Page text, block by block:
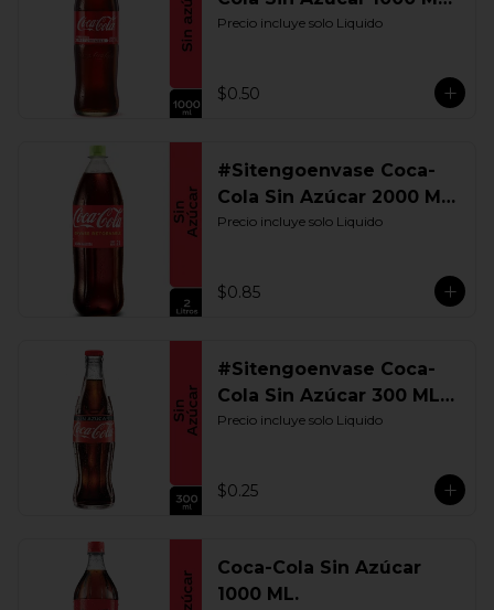
Retornable
Precio incluye solo Liquido
$0.50
#Sitengoenvase Coca-
Cola Sin Azúcar 2000 ML.
Retornable
Precio incluye solo Liquido
$0.85
#Sitengoenvase Coca-
Cola Sin Azúcar 300 ML.
Retornable
Precio incluye solo Liquido
$0.25
Coca-Cola Sin Azúcar
1000 ML.